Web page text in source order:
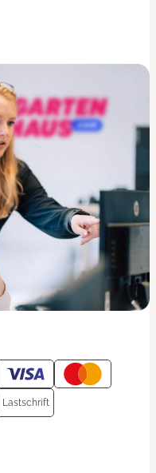
Lastschrift